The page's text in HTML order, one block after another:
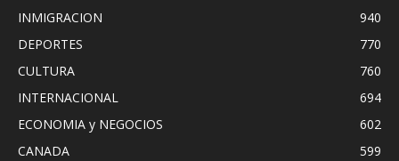
INMIGRACION
940
DEPORTES
770
CULTURA
760
INTERNACIONAL
694
ECONOMIA y NEGOCIOS
602
CANADA
599